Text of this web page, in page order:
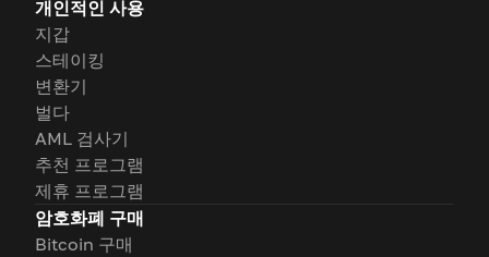
개인적인 사용
지갑
스테이킹
변환기
벌다
AML 검사기
추천 프로그램
제휴 프로그램
암호화폐 구매
Bitcoin 구매